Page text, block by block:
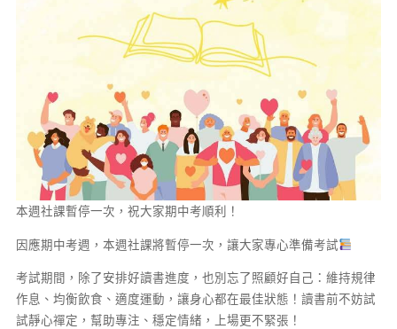
本週社課暫停一次，祝大家期中考順利！
因應期中考週，本週社課將暫停一次，讓大家專心準備考試
考試期間，除了安排好讀書進度，也別忘了照顧好自己：維持規律
作息、均衡飲食、適度運動，讓身心都在最佳狀態！讀書前不妨試
試靜心禪定，幫助專注、穩定情緒，上場更不緊張！